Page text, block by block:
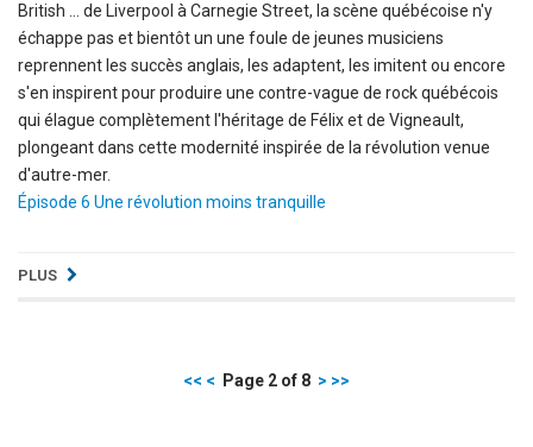
British ... de Liverpool à Carnegie Street, la scène québécoise n'y
échappe pas et bientôt un une foule de jeunes musiciens
reprennent les succès anglais, les adaptent, les imitent ou encore
s'en inspirent pour produire une contre-vague de rock québécois
qui élague complètement l'héritage de Félix et de Vigneault,
plongeant dans cette modernité inspirée de la révolution venue
d'autre-mer.
Épisode 6 Une révolution moins tranquille
PLUS
<< < Page 2 of 8 > >>